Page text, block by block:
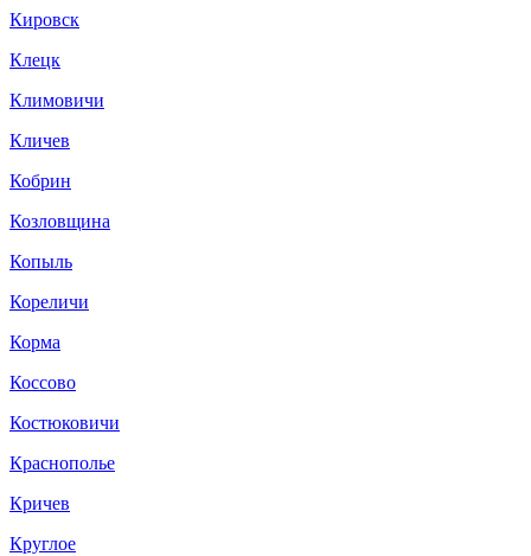
Кировск
Клецк
Климовичи
Кличев
Кобрин
Козловщина
Копыль
Кореличи
Корма
Коссово
Костюковичи
Краснополье
Кричев
Круглое